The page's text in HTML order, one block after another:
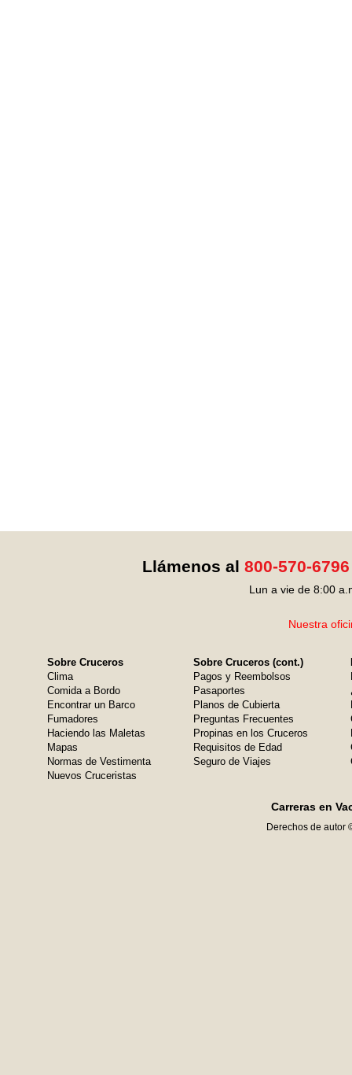
Llámenos al 800-570-6796
Lun a vie de 8:00
Nuestra
Sobre Cruceros
Clima
Comida a Bordo
Encontrar un Barco
Fumadores
Haciendo las Maletas
Mapas
Normas de Vestimenta
Nuevos Cruceristas
Sobre Cruceros (cont.)
Pagos y Reembolsos
Pasaportes
Planos de Cubierta
Preguntas Frecuentes
Propinas en los Cruceros
Requisitos de Edad
Seguro de Viajes
Carreras en
Derechos de autor